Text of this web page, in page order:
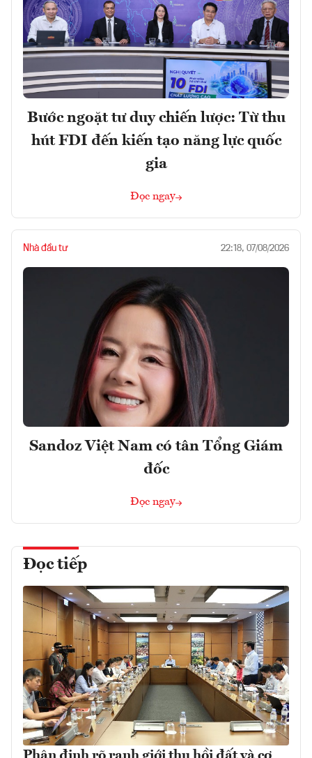
Bước ngoặt tư duy chiến lược: Từ thu
hút FDI đến kiến tạo năng lực quốc
gia
Đọc ngay
Nhà đầu tư 22:18, 07/08/2026
Sandoz Việt Nam có tân Tổng Giám
đốc
Đọc ngay
Đọc tiếp